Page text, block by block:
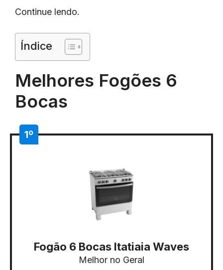
Continue lendo.
Índice
Melhores Fogões 6
Bocas
1º
Fogão 6 Bocas Itatiaia Waves
Melhor no Geral